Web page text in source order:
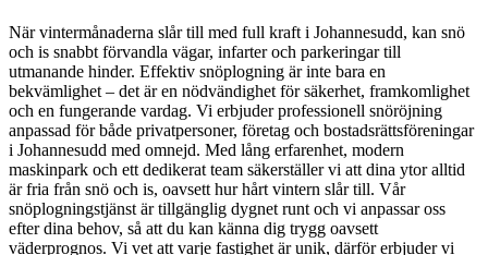
När vintermånaderna slår till med full kraft i Johannesudd, kan snö
och is snabbt förvandla vägar, infarter och parkeringar till
utmanande hinder. Effektiv snöplogning är inte bara en
bekvämlighet – det är en nödvändighet för säkerhet, framkomlighet
och en fungerande vardag. Vi erbjuder professionell snöröjning
anpassad för både privatpersoner, företag och bostadsrättsföreningar
i Johannesudd med omnejd. Med lång erfarenhet, modern
maskinpark och ett dedikerat team säkerställer vi att dina ytor alltid
är fria från snö och is, oavsett hur hårt vintern slår till. Vår
snöplogningstjänst är tillgänglig dygnet runt och vi anpassar oss
efter dina behov, så att du kan känna dig trygg oavsett
väderprognos. Vi vet att varje fastighet är unik, därför erbjuder vi